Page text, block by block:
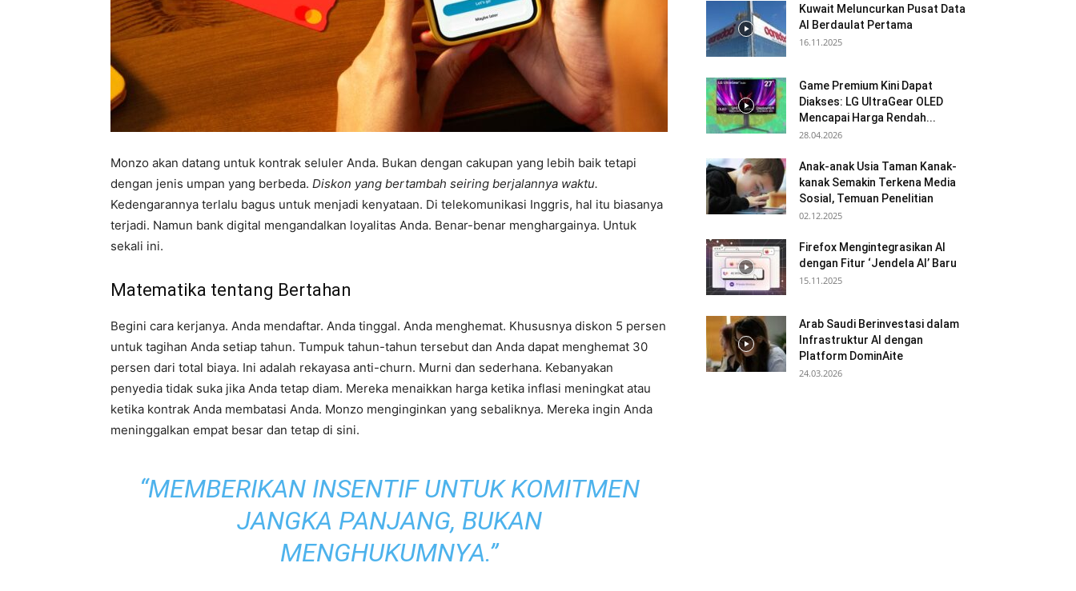
Monzo akan datang untuk kontrak seluler Anda. Bukan dengan cakupan yang lebih baik tetapi
dengan jenis umpan yang berbeda. Diskon yang bertambah seiring berjalannya waktu.
Kedengarannya terlalu bagus untuk menjadi kenyataan. Di telekomunikasi Inggris, hal itu biasanya
terjadi. Namun bank digital mengandalkan loyalitas Anda. Benar-benar menghargainya. Untuk
sekali ini.
Matematika tentang Bertahan
Begini cara kerjanya. Anda mendaftar. Anda tinggal. Anda menghemat. Khususnya diskon 5 persen
untuk tagihan Anda setiap tahun. Tumpuk tahun-tahun tersebut dan Anda dapat menghemat 30
persen dari total biaya. Ini adalah rekayasa anti-churn. Murni dan sederhana. Kebanyakan
penyedia tidak suka jika Anda tetap diam. Mereka menaikkan harga ketika inflasi meningkat atau
ketika kontrak Anda membatasi Anda. Monzo menginginkan yang sebaliknya. Mereka ingin Anda
meninggalkan empat besar dan tetap di sini.
“MEMBERIKAN INSENTIF UNTUK KOMITMEN
JANGKA PANJANG, BUKAN
MENGHUKUMNYA.”
Kuwait Meluncurkan Pusat Data
AI Berdaulat Pertama
16.11.2025
Game Premium Kini Dapat
Diakses: LG UltraGear OLED
Mencapai Harga Rendah...
28.04.2026
Anak-anak Usia Taman Kanak-
kanak Semakin Terkena Media
Sosial, Temuan Penelitian
02.12.2025
Firefox Mengintegrasikan AI
dengan Fitur ‘Jendela AI’ Baru
15.11.2025
Arab Saudi Berinvestasi dalam
Infrastruktur AI dengan
Platform DominAite
24.03.2026